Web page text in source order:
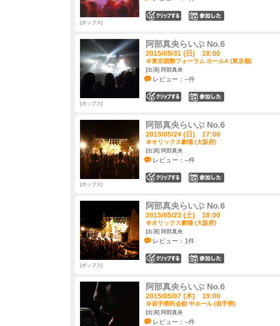
ポップス
阿部真央らいぶ No.6
2015/05/31 (日) 18:00
＠東京国際フォーラム ホールA (東京都)
[出演] 阿部真央
レビュー：--件
ポップス
阿部真央らいぶ No.6
2015/05/24 (日) 17:00
＠オリックス劇場 (大阪府)
[出演] 阿部真央
レビュー：--件
ポップス
阿部真央らいぶ No.6
2015/05/23 (土) 18:00
＠オリックス劇場 (大阪府)
[出演] 阿部真央
レビュー：1件
ポップス
阿部真央らいぶ No.6
2015/05/07 (木) 19:00
＠岩手県民会館 中ホール (岩手県)
[出演] 阿部真央
レビュー：--件